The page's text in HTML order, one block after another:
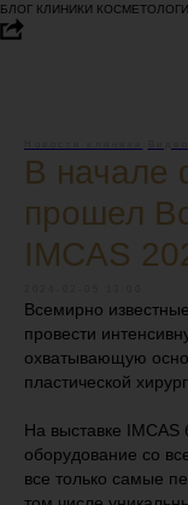
БЛОГ КЛИНИКИ
В начале
прошел
IMCAS
Всемирно
провести
охватывающую
пластической
На выставке
оборудование со
все только самые